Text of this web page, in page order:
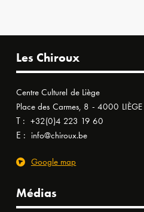
Les Chiroux
Centre Culturel de Liège
Place des Carmes, 8 - 4000 LIÈGE
T : +32(0)4 223 19 60
E : info@chiroux.be
Google map
Médias